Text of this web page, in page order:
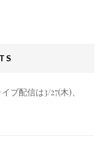
ブ配信は3/27(木)、